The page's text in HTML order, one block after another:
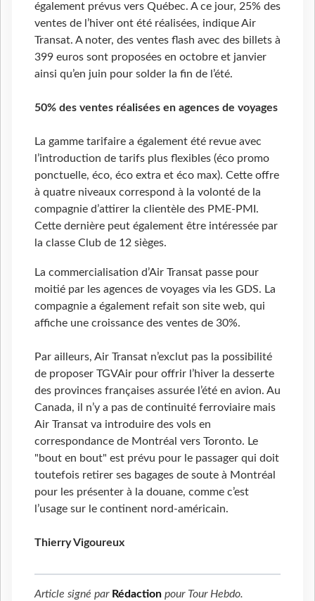
également prévus vers Québec. A ce jour, 25% des
ventes de l’hiver ont été réalisées, indique Air
Transat. A noter, des ventes flash avec des billets à
399 euros sont proposées en octobre et janvier
ainsi qu’en juin pour solder la fin de l’été.
50% des ventes réalisées en agences de voyages
La gamme tarifaire a également été revue avec
l’introduction de tarifs plus flexibles (éco promo
ponctuelle, éco, éco extra et éco max). Cette offre
à quatre niveaux correspond à la volonté de la
compagnie d’attirer la clientèle des PME-PMI.
Cette dernière peut également être intéressée par
la classe Club de 12 sièges.
La commercialisation d’Air Transat passe pour
moitié par les agences de voyages via les GDS. La
compagnie a également refait son site web, qui
affiche une croissance des ventes de 30%.
Par ailleurs, Air Transat n’exclut pas la possibilité
de proposer TGVAir pour offrir l’hiver la desserte
des provinces françaises assurée l’été en avion. Au
Canada, il n’y a pas de continuité ferroviaire mais
Air Transat va introduire des vols en
correspondance de Montréal vers Toronto. Le
"bout en bout" est prévu pour le passager qui doit
toutefois retirer ses bagages de soute à Montréal
pour les présenter à la douane, comme c’est
l’usage sur le continent nord-américain.
Thierry Vigoureux
Article signé par Rédaction pour Tour Hebdo.